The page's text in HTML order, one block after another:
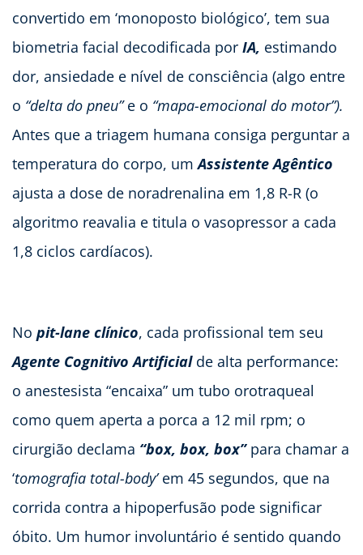
convertido em ‘monoposto biológico’, tem sua
biometria facial decodificada por IA, estimando
dor, ansiedade e nível de consciência (algo entre
o “delta do pneu”e o “mapa-emocional do motor”).
Antes que a triagem humana consiga perguntar a
temperatura do corpo, umAssistente Agêntico
ajusta a dose de noradrenalina em 1,8 R-R (o
algoritmo reavalia e titula o vasopressor a cada
1,8 ciclos cardíacos).
No pit-lane clínico, cada profissional tem seu
Agente Cognitivo Artificialde alta performance:
o anestesista “encaixa” um tubo orotraqueal
como quem aperta a porca a 12 mil rpm; o
cirurgião declama “box, box, box”para chamar a
‘tomografia total-body’em 45 segundos, que na
corrida contra a hipoperfusão pode significar
óbito. Um humor involuntário é sentido quando